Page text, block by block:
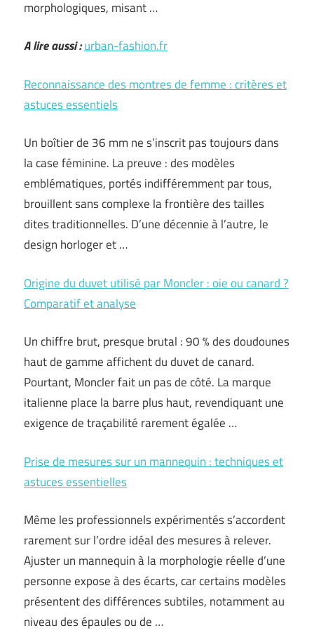
morphologiques, misant …
A lire aussi :urban-fashion.fr
Reconnaissance des montres de femme : critères et
astuces essentiels
Un boîtier de 36 mm ne s’inscrit pas toujours dans
la case féminine. La preuve : des modèles
emblématiques, portés indifféremment par tous,
brouillent sans complexe la frontière des tailles
dites traditionnelles. D’une décennie à l’autre, le
design horloger et …
Origine du duvet utilisé par Moncler : oie ou canard ?
Comparatif et analyse
Un chiffre brut, presque brutal : 90 % des doudounes
haut de gamme affichent du duvet de canard.
Pourtant, Moncler fait un pas de côté. La marque
italienne place la barre plus haut, revendiquant une
exigence de traçabilité rarement égalée …
Prise de mesures sur un mannequin : techniques et
astuces essentielles
Même les professionnels expérimentés s’accordent
rarement sur l’ordre idéal des mesures à relever.
Ajuster un mannequin à la morphologie réelle d’une
personne expose à des écarts, car certains modèles
présentent des différences subtiles, notamment au
niveau des épaules ou de …